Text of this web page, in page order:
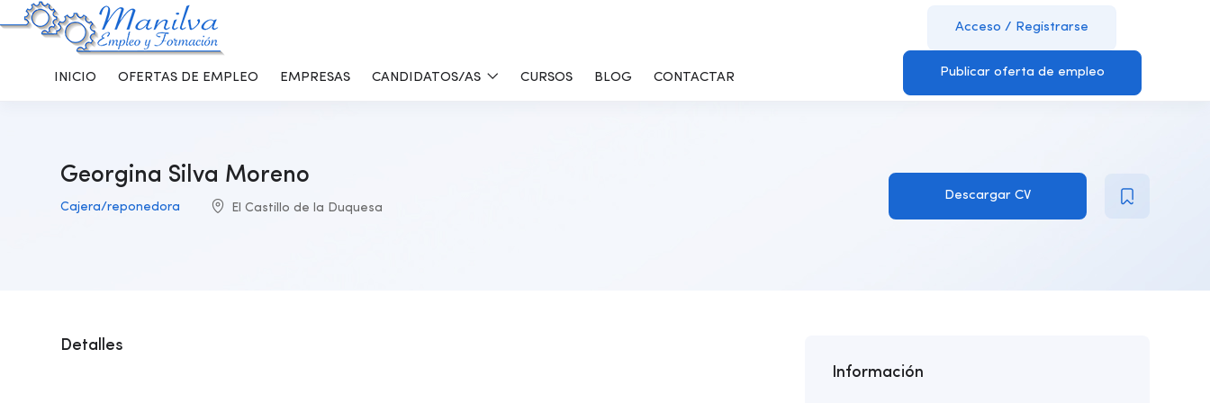
INICIO OFERTAS DE EMPLEO EMPRESAS CANDIDATOS/AS CURSOS BLOG CONTACTAR
Acceso / Registrarse
Publicar oferta de empleo
Georgina Silva Moreno
Cajera/reponedora El Castillo de la Duquesa
Descargar CV
Detalles
Información